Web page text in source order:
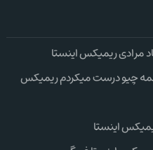
مرادی ریمیکس اینستا
چیو درست میکردم ریمیکس
اینستا